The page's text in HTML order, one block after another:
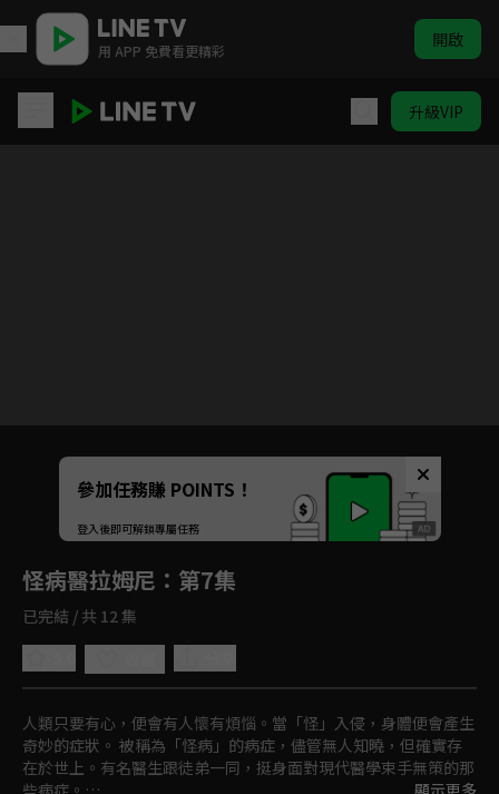
用 APP 免費看更精彩 開啟
升級VIP
Unmute
如有不便請見諒
參加任務賺 POINTS！
登入後即可解鎖專屬任務
怪病醫拉姆尼 ：第7集
已完結 / 共 12 集
人類只要有心，便會有人懷有煩惱。當「怪」入侵，身體便會產生
奇妙的症狀。 被稱為「怪病」的病症，儘管無人知曉，但確實存
在於世上。有名醫生跟徒弟一同，挺身面對現代醫學束手無策的那
些病症。
顯示更多